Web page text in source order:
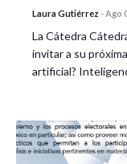
Laura Gutiérrez -Ago
La Cátedra
invitar a su
artificial?